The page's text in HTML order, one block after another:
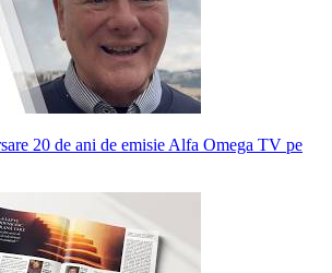
20 de ani de emisie Alfa Omega TV pe